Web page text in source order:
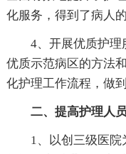
化服务，得到了病人的
4、开展优质护理
优质示范病区的方法
化护理工作流程，做
二、提高护理人
1、以创三级医院